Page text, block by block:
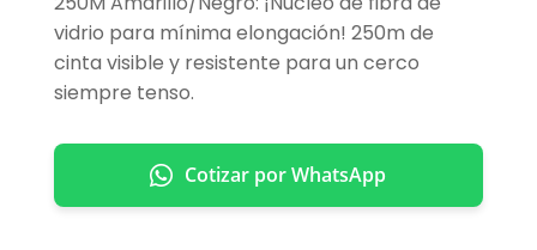
vidrio para mínima elongación! 250m de
cinta visible y resistente para un cerco
siempre tenso.
Cotizar por WhatsApp